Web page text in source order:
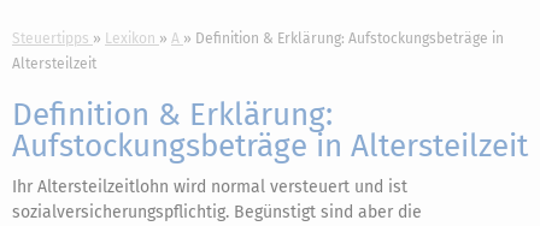
Steuertipps Lexikon A
Definition & Erklärung: Aufstockungsbeträge in
Altersteilzeit
Definition & Erklärung:
Aufstockungsbeträge in Altersteilzeit
Ihr Altersteilzeitlohn wird normal versteuert und ist
sozialversicherungspflichtig. Begünstigt sind aber die